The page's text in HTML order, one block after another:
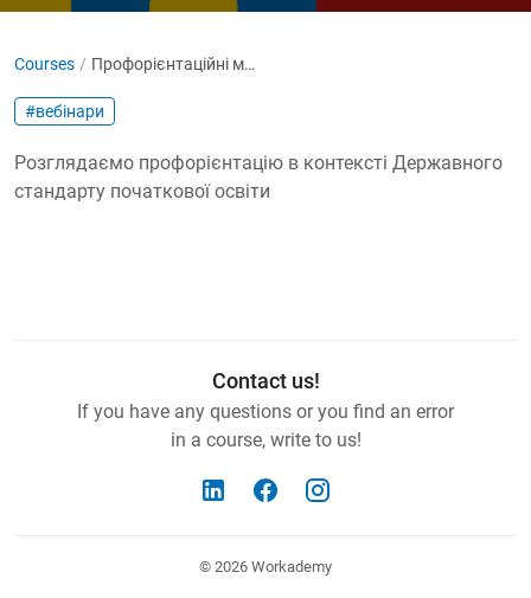
Courses Профорієнтаційні матеріали для предмету ЯДС
#вебінари
Розглядаємо профорієнтацію в контексті Державного
стандарту початкової освіти
Contact us!
If you have any questions or you find an error
in a course, write to us!
© 2026 Workademy